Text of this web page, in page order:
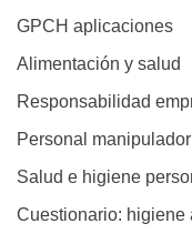
GPCH aplicaciones
Alimentación y salud
Responsabilidad
Personal manipulador
Salud e higiene
Cuestionario: higiene